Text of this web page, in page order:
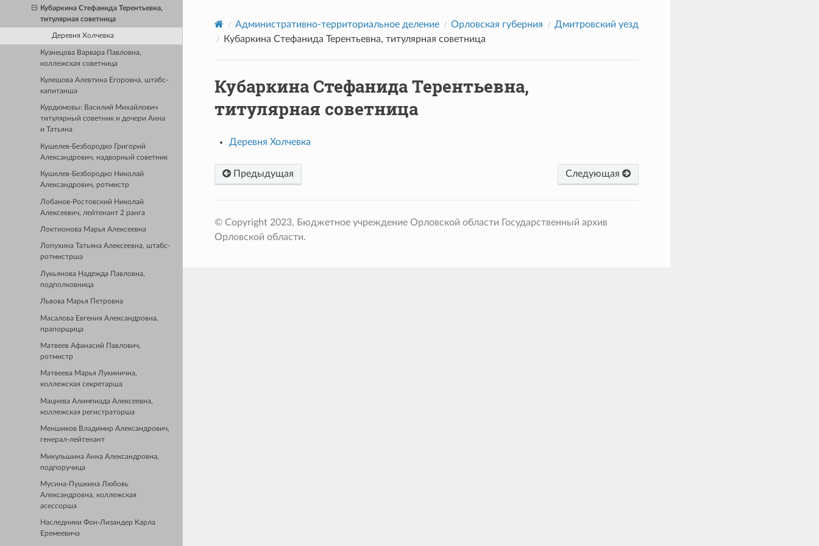
Кубаркина Стефанида Терентьевна,
титулярная советница
Деревня Холчевка
Кузнецова Варвара Павловна,
коллежская советница
Кулешова Алевтина Егоровна, штабс-
капитанша
Курдюмовы: Василий Михайлович
титулярный советник и дочери Анна
и Татьяна
Кушелев-Безбородко Григорий
Александрович, надворный советник
Кушелев-Безбородко Николай
Александрович, ротмистр
Лобанов-Ростовский Николай
Алексеевич, лейтенант 2 ранга
Локтионова Марья Алексеевна
Лопухина Татьяна Алексеевна, штабс-
ротмистрша
Лукьянова Надежда Павловна,
подполковница
Львова Марья Петровна
Масалова Евгения Александровна,
прапорщица
Матвеев Афанасий Павлович,
ротмистр
Матвеева Марья Лукинична,
коллежская секретарша
Мацнева Алимпиада Алексеевна,
коллежская регистраторша
Меншиков Владимир Александрович,
генерал-лейтенант
Микульшина Анна Александровна,
подпоручица
Мусина-Пушкина Любовь
Александровна, коллежская
асессорша
Наследники Фон-Лизандер Карла
Еремеевича
Административно-территориальное деление Орловская губерния
Дмитровский уезд
Кубаркина Стефанида Терентьевна, титулярная советница
Кубаркина Стефанида Терентьевна,
титулярная советница
Деревня Холчевка
Предыдущая Следующая
© Copyright 2023, Бюджетное учреждение Орловской области Государственный архив
Орловской области.